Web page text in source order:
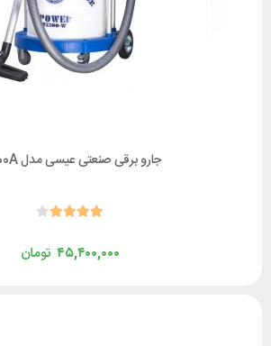
جارو برقی صنعتی عیسی مدل 3300A
تومان۴۵,۴۰۰,۰۰۰